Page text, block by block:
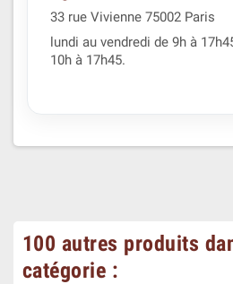
33 rue Vivienne 75002 Paris
lundi au vendredi de 9h à
10h à 17h45.
100 autres produits
catégorie :